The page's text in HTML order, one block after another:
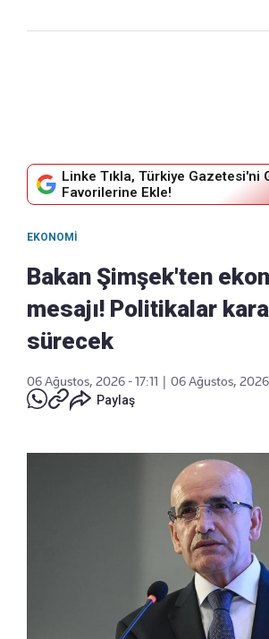
Linke Tıkla, Türkiye Gazetesi'ni
Favorilerine Ekle!
EKONOMI
Bakan Şimşek'ten
mesajı! Politikalar
sürecek
06 Ağustos, 2026 - 17:11
06 Ağustos, 2026
Paylaş